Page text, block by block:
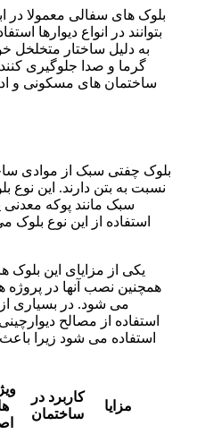
بلوک های سفالی معمولا در
بتوانند در انواع دیوارها
به دلیل ساختار متخلخل
گرما و صدا جلوگیری
ساختمان های مسکونی و
بلوک چفتی سبک از موادی
نسبت به بتن دارند. این نوع
سبک مانند پوکه معدنی
استفاده از این نوع بلوک
یکی از مزایای این بلوک
همچنین نصب آنها در پروژه
می شود. در بسیاری از
استفاده از مصالح
استفاده می شود زیرا
کاربرد در
ساختمان
مزایا